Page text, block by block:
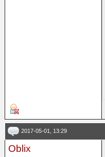
2017-05-01, 13:29
Oblix